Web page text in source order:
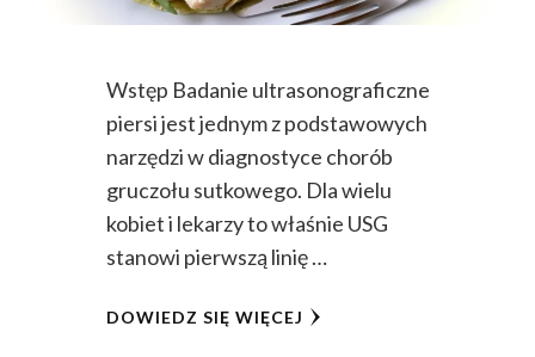
Wstęp Badanie ultrasonograficzne
piersi jest jednym z podstawowych
narzędzi w diagnostyce chorób
gruczołu sutkowego. Dla wielu
kobiet i lekarzy to właśnie USG
stanowi pierwszą linię …
DOWIEDZ SIĘ WIĘCEJ